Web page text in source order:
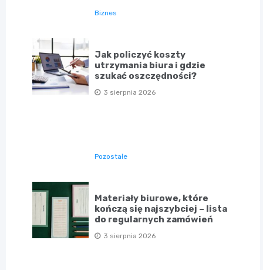
Biznes
Jak policzyć koszty
utrzymania biura i gdzie
szukać oszczędności?
3 sierpnia 2026
Pozostałe
Materiały biurowe, które
kończą się najszybciej – lista
do regularnych zamówień
3 sierpnia 2026